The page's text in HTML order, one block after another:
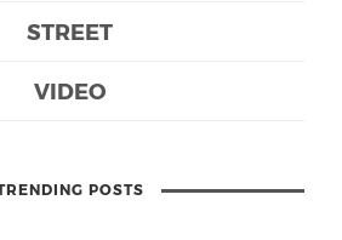
STREET
VIDEO
POSTS